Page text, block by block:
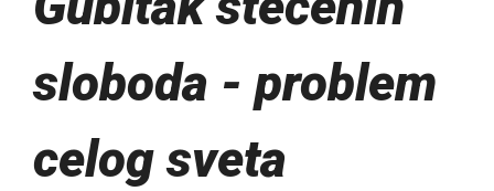
sloboda - problem
celog sveta